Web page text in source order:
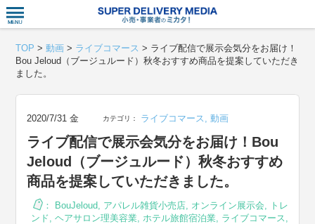
TOP >動画 > ライブコマース > ライブ配信で展示会気分をお届け！
Bou Jeloud（ブージュルード）秋冬おすすめ商品を提案していただき
ました。
2020/7/31 金 カテゴリ： ライブコマース,動画
ライブ配信で展示会気分をお届け！Bou
Jeloud（ブージュルード）秋冬おすすめ
商品を提案していただきました。
： BouJeloud, アパレル雑貨小売店, オンライン展示会, トレ
ンド, ヘアサロン理美容業, ホテル旅館宿泊業, ライブコマース,